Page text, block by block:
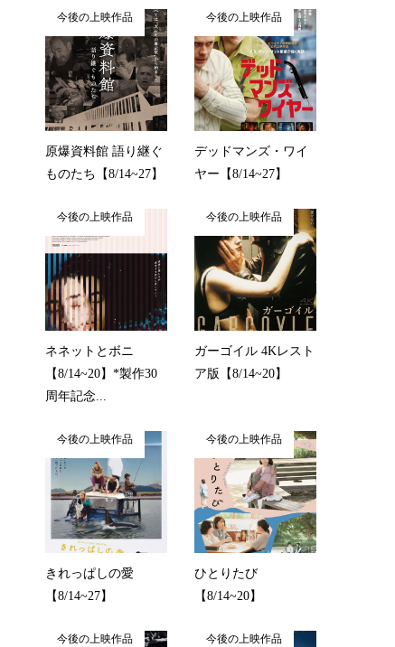
今後の上映作品
原爆資料館 語り継ぐ
ものたち【8/14~27】
今後の上映作品
デッドマンズ・ワイ
ヤー【8/14~27】
今後の上映作品
ネネットとボニ
【8/14~20】*製作30
周年記念...
今後の上映作品
ガーゴイル 4Kレスト
ア版【8/14~20】
今後の上映作品
きれっぱしの愛
【8/14~27】
今後の上映作品
ひとりたび
【8/14~20】
今後の上映作品 今後の上映作品